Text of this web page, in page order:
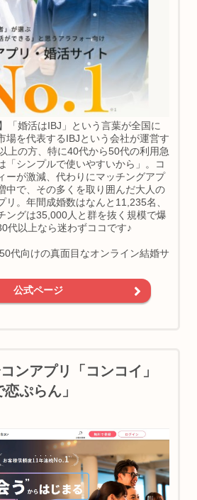
「婚活はIBJ」という言葉が全国に
場を代表するIBJという会社が運営す
上の方、特に40代から50代の利用急
「シンプルで使いやすいから」。コ
ーが激減、代わりにマッチングアプ
中で、その多くを取り囲んだ大人の
リ。年間成婚数はなんと11,235名、
ングは35,000人と群を抜く規模で爆
代以上なら迷わずココです♪
代向けの真面目なオンライン結婚サ
公式ページ
ンアプリ「コンコイ」
ぷらん」